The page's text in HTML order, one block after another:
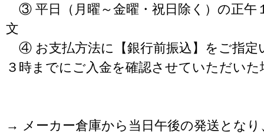
③ 平日（月曜～金曜・祝日除く）の正午
文
④ お支払方法に【銀行前振込】をご指定
３時までにご入金を確認させていただいた
→ メーカー倉庫から当日午後の発送となり